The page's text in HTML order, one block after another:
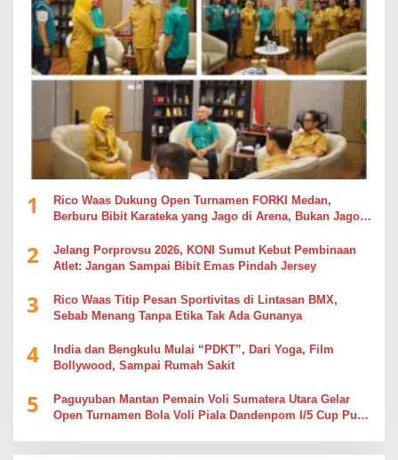
1
Rico Waas Dukung Open Turnamen FORKI Medan,
Berburu Bibit Karateka yang Jago di Arena, Bukan Jago
2
Jelang Porprovsu 2026, KONI Sumut Kebut Pembinaan
Atlet: Jangan Sampai Bibit Emas Pindah Jersey
3
Rico Waas Titip Pesan Sportivitas di Lintasan BMX,
Sebab Menang Tanpa Etika Tak Ada Gunanya
4
India dan Bengkulu Mulai “PDKT”, Dari Yoga, Film
Bollywood, Sampai Rumah Sakit
5
Paguyuban Mantan Pemain Voli Sumatera Utara Gelar
Open Turnamen Bola Voli Piala Dandenpom I/5 Cup Putra